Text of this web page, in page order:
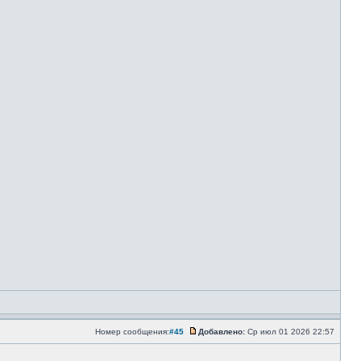
Номер сообщения:#45 Добавлено: Ср июл 01 2026 22:57